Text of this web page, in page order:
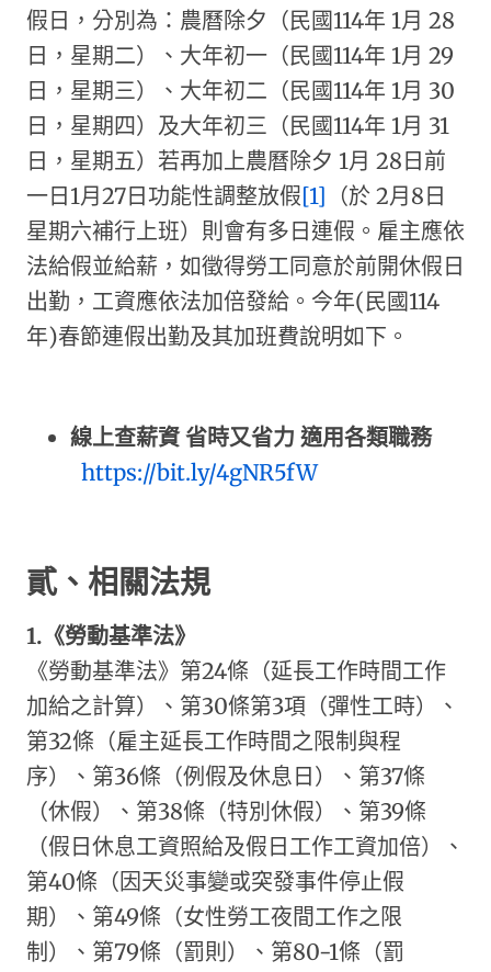
假日，分別為：農曆除夕（民國114年 1月 28
日，星期二）、大年初一（民國114年 1月 29
日，星期三）、大年初二（民國114年 1月 30
日，星期四）及大年初三（民國114年 1月 31
日，星期五）若再加上農曆除夕 1月 28日前
一日1月27日功能性調整放假[1] （於 2月8日
星期六補行上班）則會有多日連假。雇主應依
法給假並給薪，如徵得勞工同意於前開休假日
出勤，工資應依法加倍發給。今年(民國114
年)春節連假出勤及其加班費說明如下。
線上查薪資 省時又省力 適用各類職務
https://bit.ly/4gNR5fW
貳、相關法規
1. 《勞動基準法》
《勞動基準法》第24條（延長工作時間工作
加給之計算）、第30條第3項（彈性工時）、
第32條（雇主延長工作時間之限制與程
序）、第36條（例假及休息日）、第37條
（休假）、第38條（特別休假）、第39條
（假日休息工資照給及假日工作工資加倍）、
第40條（因天災事變或突發事件停止假
期）、第49條（女性勞工夜間工作之限
制）、第79條（罰則）、第80-1條（罰